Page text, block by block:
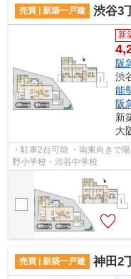
売買 | 新築一戸建 渋谷3
新
阪
渋
能
阪
新
大
・駐車2台可能 ・南東向きで
野小学校・渋谷中学校
売買 | 新築一戸建 神田2